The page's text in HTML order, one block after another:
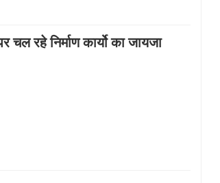
चल रहे निर्माण कार्यो का जायजा